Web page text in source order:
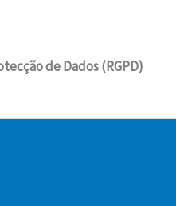
de Dados (RGPD)